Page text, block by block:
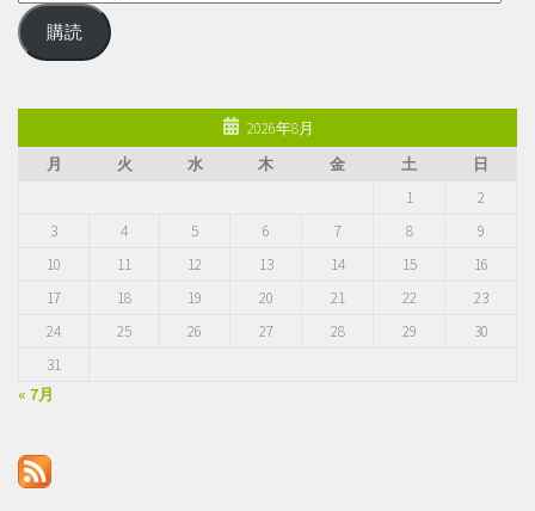
ー
ル
ア
レ
購読
2026年8月
月
火 水 木 金 土
日
1
2
3
4 5 6 7 8
9
10
11 12 13 14 15
16
17
18 19 20 21 22
23
24
25 26 27 28 29
30
31
« 7月